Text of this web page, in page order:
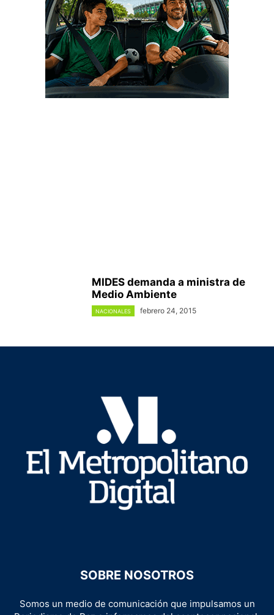
MIDES demanda a ministra de
Medio Ambiente
NACIONALES febrero 24, 2015
SOBRE NOSOTROS
Somos un medio de comunicación que impulsamos un